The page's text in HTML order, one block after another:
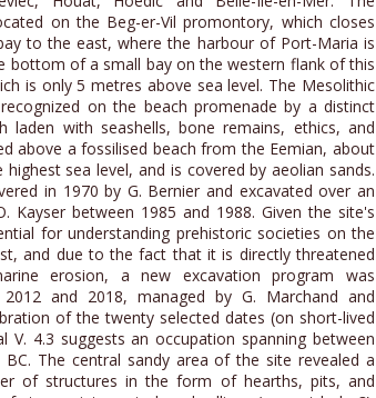
on the Beg-er-Vil promontory, which closes
to the east, where the harbour of Port-Maria is
bottom of a small bay on the western flank of this
is only 5 metres above sea level. The Mesolithic
on the beach promenade by a distinct
laden with seashells, bone remains, ethics, and
above a fossilised beach from the Eemian, about
sea level, and is covered by aeolian sands.
in 1970 by G. Bernier and excavated over an
Kayser between 1985 and 1988. Given the site's
for understanding prehistoric societies on the
and due to the fact that it is directly threatened
erosion, a new excavation program was
2012 and 2018, managed by G. Marchand and
of the twenty selected dates (on short-lived
V. 4.3 suggests an occupation spanning between
BC. The central sandy area of the site revealed a
of structures in the form of hearths, pits, and